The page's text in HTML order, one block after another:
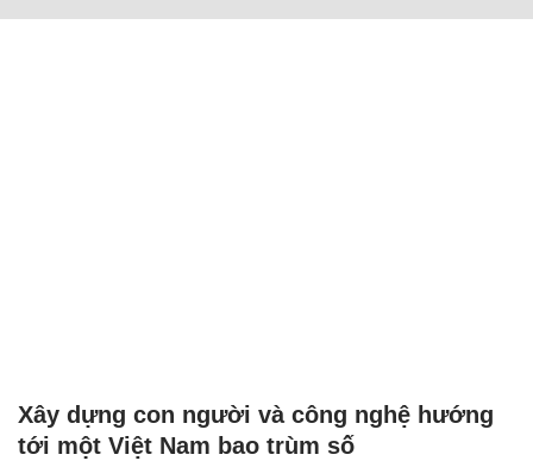
Xây dựng con người và công nghệ hướng
tới một Việt Nam bao trùm số